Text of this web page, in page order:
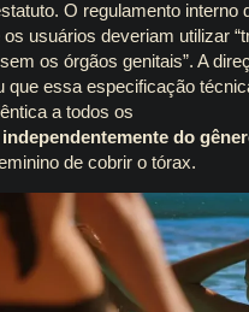
O regulamento interno
os usuários deveriam utilizar
os órgãos genitais”. A
que essa especificação
a todos os
independentemente do
de cobrir o tórax.